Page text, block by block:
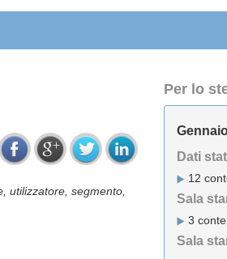
utilizzatore, segmento,
Per lo
Dati
12
Sala
3
Sala